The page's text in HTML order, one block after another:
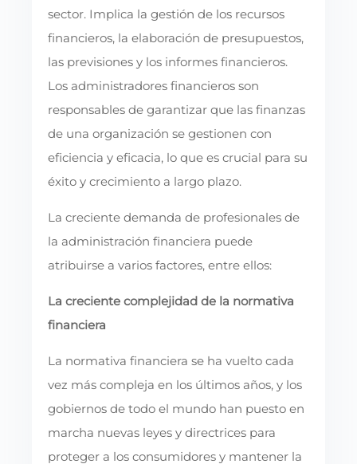
sector. Implica la gestión de los recursos
financieros, la elaboración de presupuestos,
las previsiones y los informes financieros.
Los administradores financieros son
responsables de garantizar que las finanzas
de una organización se gestionen con
eficiencia y eficacia, lo que es crucial para su
éxito y crecimiento a largo plazo.
La creciente demanda de profesionales de
la administración financiera puede
atribuirse a varios factores, entre ellos:
La creciente complejidad de la normativa
financiera
La normativa financiera se ha vuelto cada
vez más compleja en los últimos años, y los
gobiernos de todo el mundo han puesto en
marcha nuevas leyes y directrices para
proteger a los consumidores y mantener la